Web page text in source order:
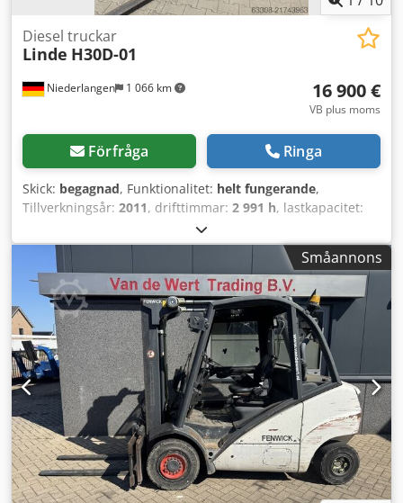
Niederlangen 1 066 km
Diesel truckar
Linde H30D-01
16 900 €
VB plus moms
Förfråga Ringa
Skick: begagnad, Funktionalitet: helt fungerande,
Tillverkningsår: 2011, drifttimmar: 2 991 h, lastkapacitet:
, fri lyfthöjd:
bränsletyp:diesel, masttyp:simplex, byggnadshöjd:2 264
, drivtyp:
, Dieselgaffeltruck Lastens tyngdpunkt:
500 ISO-klass: ISO-klass 3 = 2 500–4 999 kg Masttyp:
Standard Skick: Användningsklar och fullt funktionell
Tekniskt skick: bra Crjdpfx Aoy Dwm Nefvof Framdäck, typ:
Superelastisk Bakdäck, typ: Superelastisk Sidoförskjutare,
gaffeljusteringsanordning, 3:e ventilen, 4:e ventilen,
arbetsstrålkastare bak, arbetsstrålkastare fram, halvkabin,
rullfilter, innerbackspegel, varningslampa, plastklädsel,
BlueSpot bak, dubbelpedal
Småannons